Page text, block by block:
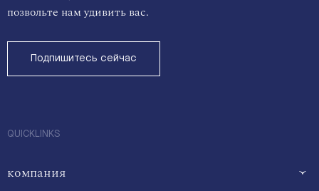
позвольте нам удивить вас.
Подпишитесь сейчас
QUICKLINKS
компания